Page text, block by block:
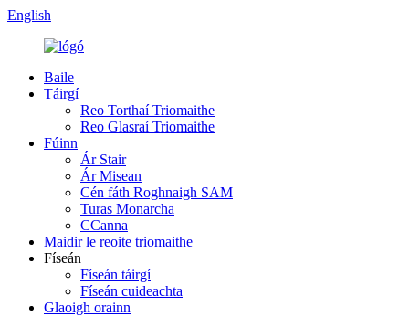
English
Baile
Táirgí
Reo Torthaí Triomaithe
Reo Glasraí Triomaithe
Fúinn
Ár Stair
Ár Misean
Cén fáth Roghnaigh SAM
Turas Monarcha
CCanna
Maidir le reoite triomaithe
Físeán
Físeán táirgí
Físeán cuideachta
Glaoigh orainn